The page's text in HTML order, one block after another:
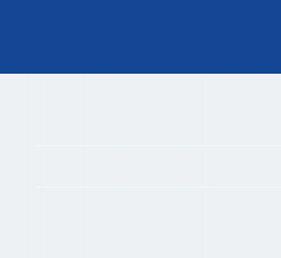
TRANSPARENCIA